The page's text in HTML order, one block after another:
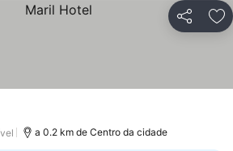
Partilhar
a 0.2 km de Centro da cidade